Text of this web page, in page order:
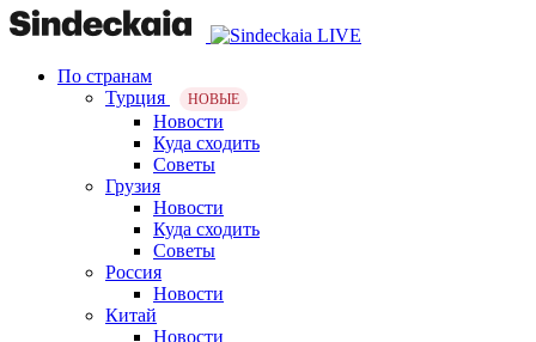
По странам
Турция
НОВЫЕ
Новости
Куда сходить
Советы
Грузия
Новости
Куда сходить
Советы
Россия
Новости
Китай
Новости